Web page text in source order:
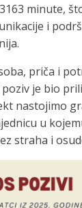
minute,
i
priča i
je bio
nastojimo
u
straha i